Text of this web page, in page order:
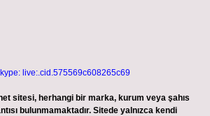
live:.cid.575569c608265c69
sitesi, herhangi bir marka, kurum veya şahıs
bulunmamaktadır. Sitede yalnızca kendi